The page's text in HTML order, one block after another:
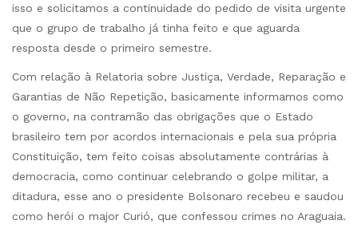
isso e solicitamos a continuidade do pedido de visita urgente
que o grupo de trabalho já tinha feito e que aguarda
resposta desde o primeiro semestre.
Com relação à Relatoria sobre Justiça, Verdade, Reparação e
Garantias de Não Repetição, basicamente informamos como
o governo, na contramão das obrigações que o Estado
brasileiro tem por acordos internacionais e pela sua própria
Constituição, tem feito coisas absolutamente contrárias à
democracia, como continuar celebrando o golpe militar, a
ditadura, esse ano o presidente Bolsonaro recebeu e saudou
como herói o major Curió, que confessou crimes no Araguaia.